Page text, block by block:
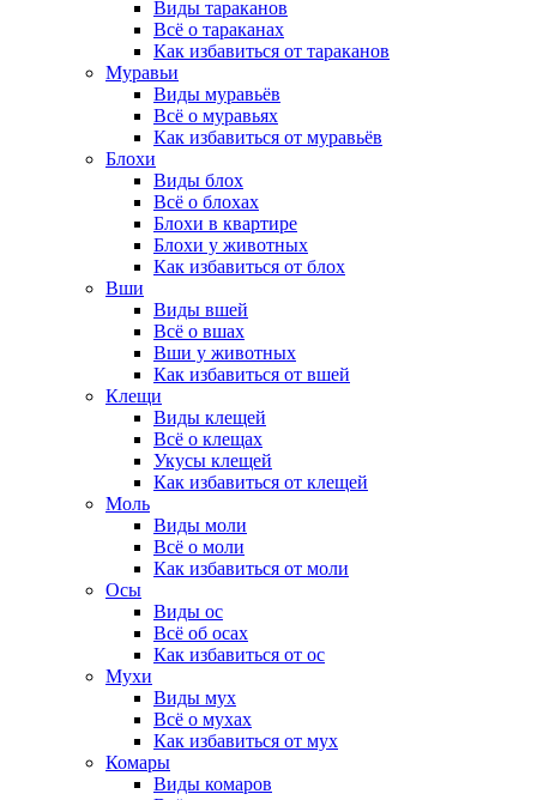
Виды тараканов
Всё о тараканах
Как избавиться от тараканов
Муравьи
Виды муравьёв
Всё о муравьях
Как избавиться от муравьёв
Блохи
Виды блох
Всё о блохах
Блохи в квартире
Блохи у животных
Как избавиться от блох
Вши
Виды вшей
Всё о вшах
Вши у животных
Как избавиться от вшей
Клещи
Виды клещей
Всё о клещах
Укусы клещей
Как избавиться от клещей
Моль
Виды моли
Всё о моли
Как избавиться от моли
Осы
Виды ос
Всё об осах
Как избавиться от ос
Мухи
Виды мух
Всё о мухах
Как избавиться от мух
Комары
Виды комаров